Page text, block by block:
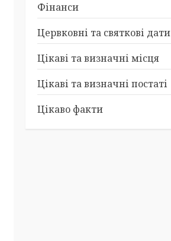
Фінанси
Цервковні та святкові дати
Цікаві та визначні місця
Цікаві та визначні постаті
Цікаво факти